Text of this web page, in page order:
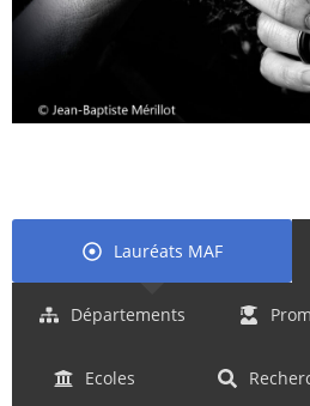
Lauréats MAF
Départements
Ecoles